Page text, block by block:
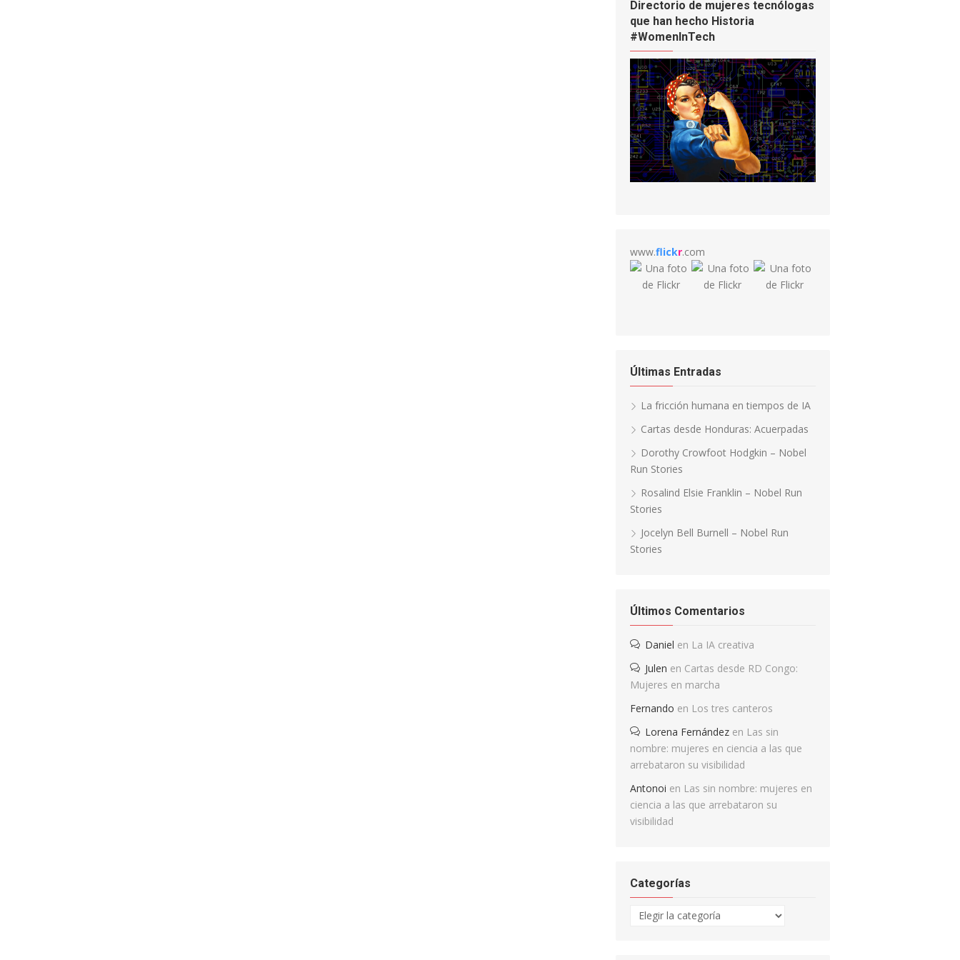
Directorio de mujeres tecnólogas
que han hecho Historia
#WomenInTech
www.flickr.com
Últimas Entradas
La fricción humana en tiempos de IA
Cartas desde Honduras: Acuerpadas
Dorothy Crowfoot Hodgkin – Nobel
Run Stories
Rosalind Elsie Franklin – Nobel Run
Stories
Jocelyn Bell Burnell – Nobel Run
Stories
Últimos Comentarios
Daniel en La IA creativa
Julen en Cartas desde RD Congo:
Mujeres en marcha
Fernando en Los tres canteros
Lorena Fernández en Las sin
nombre: mujeres en ciencia a las que
arrebataron su visibilidad
Antonoi en Las sin nombre: mujeres en
ciencia a las que arrebataron su
visibilidad
Categorías
Categorías